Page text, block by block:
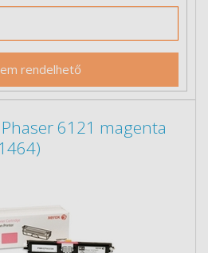
rendelhető
6121 magenta